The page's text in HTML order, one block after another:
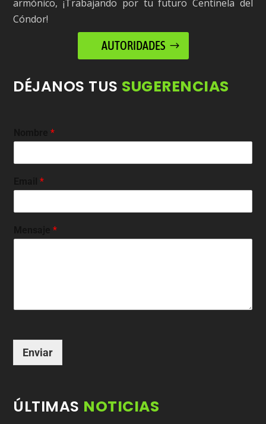
armónico, ¡Trabajando por tu futuro Centinela del
Cóndor!
AUTORIDADES
DÉJANOS TUS SUGERENCIAS
Nombre*
Email*
Mensaje*
Enviar
ÚLTIMAS NOTICIAS